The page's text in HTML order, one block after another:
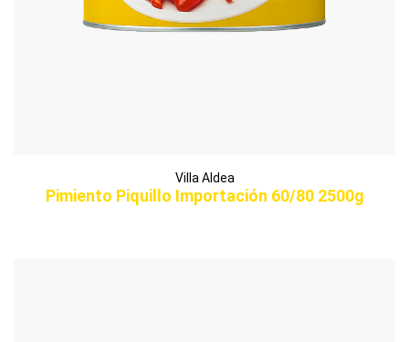
Villa Aldea
Pimiento Piquillo Importación 60/80 2500g